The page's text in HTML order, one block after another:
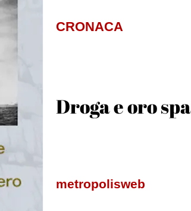
CRONACA
Droga e oro
metropolisweb